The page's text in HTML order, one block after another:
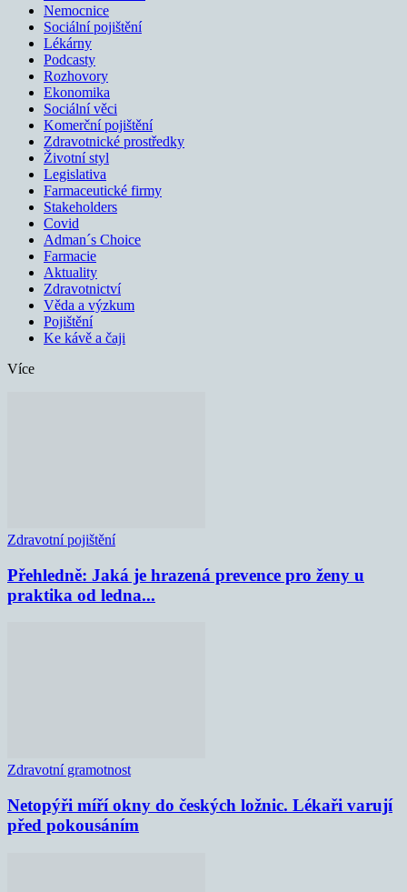
Nemocnice
Sociální pojištění
Lékárny
Podcasty
Rozhovory
Ekonomika
Sociální věci
Komerční pojištění
Zdravotnické prostředky
Životní styl
Legislativa
Farmaceutické firmy
Stakeholders
Covid
Adman´s Choice
Farmacie
Aktuality
Zdravotnictví
Věda a výzkum
Pojištění
Ke kávě a čaji
Více
Zdravotní pojištění
Přehledně: Jaká je hrazená prevence pro ženy u
praktika od ledna...
Zdravotní gramotnost
Netopýři míří okny do českých ložnic. Lékaři varují
před pokousáním